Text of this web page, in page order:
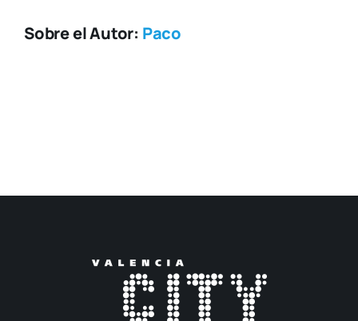
Sobre el Autor: Paco